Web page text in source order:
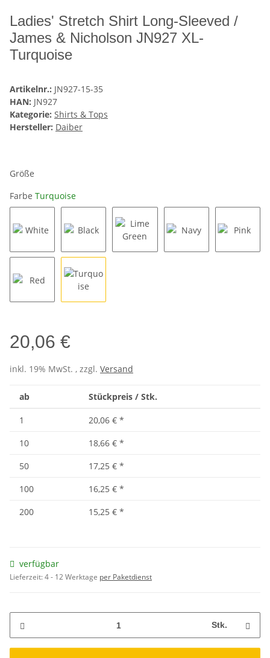
Ladies' Stretch Shirt Long-Sleeved /
James & Nicholson JN927 XL-
Turquoise
Artikelnr.: JN927-15-35
HAN: JN927
Kategorie: Shirts & Tops
Hersteller: Daiber
Größe
Farbe Turquoise
White Black
20,06 €
inkl. 19% MwSt. , zzgl. Versand
ab Stückpreis / Stk.
1 20,06 € *
10
18,66 € *
50
17,25 € *
100
16,25 € *
200
15,25 € *
verfügbar
Lieferzeit:4 - 12 Werktage per Paketdienst
Stk.